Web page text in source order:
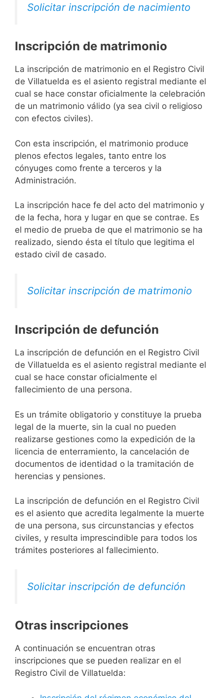
Solicitar inscripción de nacimiento
Inscripción de matrimonio
La inscripción de matrimonio en el Registro Civil
de Villatuelda es el asiento registral mediante el
cual se hace constar oficialmente la celebración
de un matrimonio válido (ya sea civil o religioso
con efectos civiles).
Con esta inscripción, el matrimonio produce
plenos efectos legales, tanto entre los
cónyuges como frente a terceros y la
Administración.
La inscripción hace fe del acto del matrimonio y
de la fecha, hora y lugar en que se contrae. Es
el medio de prueba de que el matrimonio se ha
realizado, siendo ésta el título que legitima el
estado civil de casado.
Solicitar inscripción de matrimonio
Inscripción de defunción
La inscripción de defunción en el Registro Civil
de Villatuelda es el asiento registral mediante el
cual se hace constar oficialmente el
fallecimiento de una persona.
Es un trámite obligatorio y constituye la prueba
legal de la muerte, sin la cual no pueden
realizarse gestiones como la expedición de la
licencia de enterramiento, la cancelación de
documentos de identidad o la tramitación de
herencias y pensiones.
La inscripción de defunción en el Registro Civil
es el asiento que acredita legalmente la muerte
de una persona, sus circunstancias y efectos
civiles, y resulta imprescindible para todos los
trámites posteriores al fallecimiento.
Solicitar inscripción de defunción
Otras inscripciones
A continuación se encuentran otras
inscripciones que se pueden realizar en el
Registro Civil de Villatuelda: